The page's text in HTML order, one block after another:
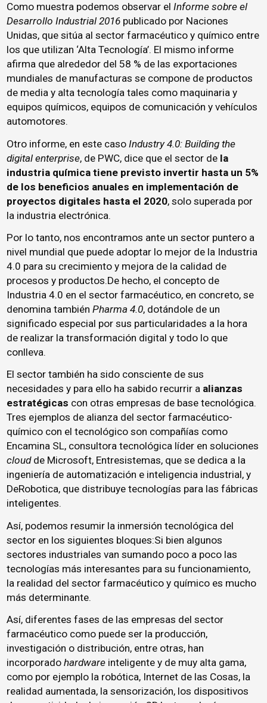
Como muestra podemos observar elInforme sobre el
Desarrollo Industrial 2016 publicado por Naciones
Unidas, que sitúa al sector farmacéutico y químico entre
los que utilizan ‘Alta Tecnología’. El mismo informe
afirma que alrededor del 58 % de las exportaciones
mundiales de manufacturas se compone de productos
de media y alta tecnología tales como maquinaria y
equipos químicos, equipos de comunicación y vehículos
automotores.
Otro informe, en este casoIndustry 4.0: Building the
digital enterprise, de PWC, dice que el sector de la
industria química tiene previsto invertir hasta un 5%
de los beneficios anuales en implementación de
proyectos digitales hasta el 2020, solo superada por
la industria electrónica.
Por lo tanto, nos encontramos ante un sector puntero a
nivel mundial que puede adoptar lo mejor de la Industria
4.0 para su crecimiento y mejora de la calidad de
procesos y productos.De hecho, el concepto de
Industria 4.0 en el sector farmacéutico, en concreto, se
denomina tambiénPharma 4.0, dotándole de un
significado especial por sus particularidades a la hora
de realizar la transformación digital y todo lo que
conlleva.
El sector también ha sido consciente de sus
necesidades y para ello ha sabido recurrir a alianzas
estratégicas con otras empresas de base tecnológica.
Tres ejemplos de alianza del sector farmacéutico-
químico con el tecnológico son compañías como
Encamina SL, consultora tecnológica líder en soluciones
cloudde Microsoft, Entresistemas, que se dedica a la
ingeniería de automatización e inteligencia industrial, y
DeRobotica, que distribuye tecnologías para las fábricas
inteligentes.
Así, podemos resumir la inmersión tecnológica del
sector en los siguientes bloques:Si bien algunos
sectores industriales van sumando poco a poco las
tecnologías más interesantes para su funcionamiento,
la realidad del sector farmacéutico y químico es mucho
más determinante.
Así, diferentes fases de las empresas del sector
farmacéutico como puede ser la producción,
investigación o distribución, entre otras, han
incorporadohardware inteligente y de muy alta gama,
como por ejemplo la robótica, Internet de las Cosas, la
realidad aumentada, la sensorización, los dispositivos